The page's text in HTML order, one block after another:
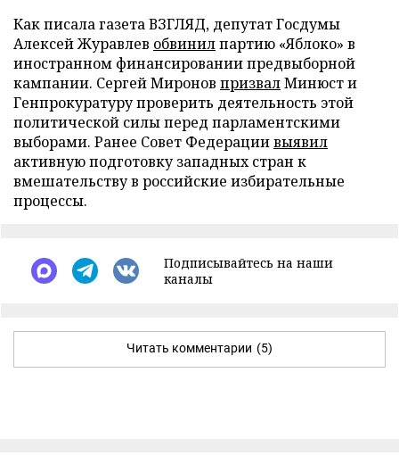
Как писала газета ВЗГЛЯД, депутат Госдумы
Алексей Журавлев обвинилпартию «Яблоко» в
иностранном финансировании предвыборной
кампании. Сергей Миронов призвалМинюст и
Генпрокуратуру проверить деятельность этой
политической силы перед парламентскими
выборами. Ранее Совет Федерациивыявил
активную подготовку западных стран к
вмешательству в российские избирательные
процессы.
Подписывайтесь на наши
каналы
Читать комментарии (5)